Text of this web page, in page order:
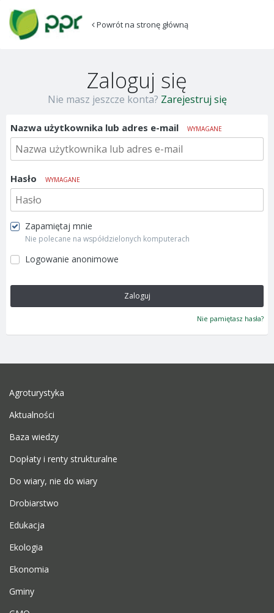
Powrót na stronę główną
Zaloguj się
Nie masz jeszcze konta? Zarejestruj się
Nazwa użytkownika lub adres e-mail WYMAGANE
Hasło WYMAGANE
Zapamiętaj mnie
Nie polecane na współdzielonych komputerach
Logowanie anonimowe
Zaloguj
Nie pamiętasz hasła?
Agroturystyka
Aktualności
Baza wiedzy
Dopłaty i renty strukturalne
Do wiary, nie do wiary
Drobiarstwo
Edukacja
Ekologia
Ekonomia
Gminy